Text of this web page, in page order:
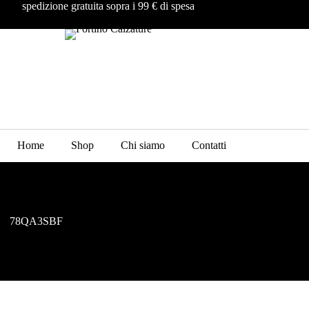
spedizione gratuita sopra i 99 € di spesa
Home Shop Chi siamo Contatti
78QA3SBF